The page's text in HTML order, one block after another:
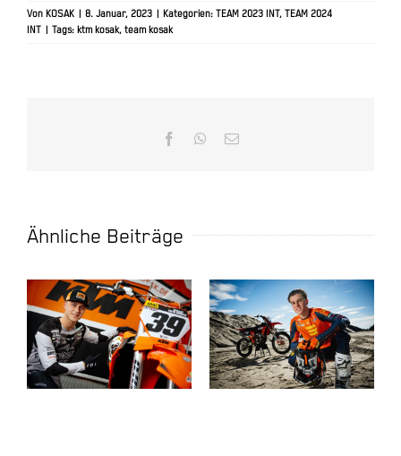
Von KOSAK 8. Januar, 2023 Kategorien: TEAM 2023 INT, TEAM 2024
INT
Tags: ktm kosak, team kosak
FacebookWhatsApp
E-
Ähnliche Beiträge
Roan van de
Moosdijk
BRADLEY
MESTERS